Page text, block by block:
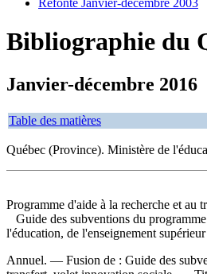
Refonte Janvier-décembre 2003
Bibliographie du
Janvier-décembre 2016
Table des matières
Québec (Province). Ministère de
Programme d'aide à la recherche et au
Guide des subventions du
l'éducation, de l'enseignement
Annuel. — Fusion de : Guide des